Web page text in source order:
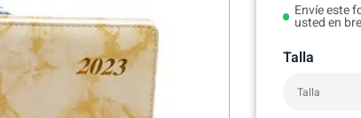
Envíe este
usted en
Talla